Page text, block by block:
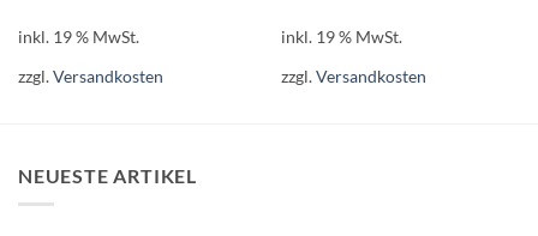
inkl. 19 % MwSt.
zzgl.Versandkosten
inkl. 19 % MwSt.
zzgl.Versandkosten
NEUESTE ARTIKEL